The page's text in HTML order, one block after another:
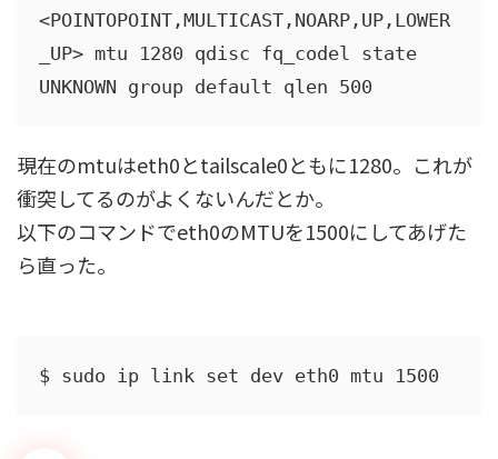
<POINTOPOINT,MULTICAST,NOARP,UP,LOWER
_UP> mtu 1280 qdisc fq_codel state
UNKNOWN group default qlen 500
現在のmtuはeth0とtailscale0ともに1280。これが
衝突してるのがよくないんだとか。
以下のコマンドでeth0のMTUを1500にしてあげた
ら直った。
$ sudo ip link set dev eth0 mtu 1500